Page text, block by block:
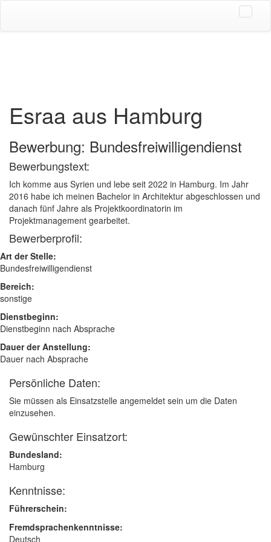
Esraa aus Hamburg
Bewerbung: Bundesfreiwilligendienst
Bewerbungstext:
Ich komme aus Syrien und lebe seit 2022 in Hamburg. Im Jahr
2016 habe ich meinen Bachelor in Architektur abgeschlossen und
danach fünf Jahre als Projektkoordinatorin im
Projektmanagement gearbeitet.
Bewerberprofil:
Art der Stelle:
Bundesfreiwilligendienst
Bereich:
sonstige
Dienstbeginn:
Dienstbeginn nach Absprache
Dauer der Anstellung:
Dauer nach Absprache
Persönliche Daten:
Sie müssen als Einsatzstelle angemeldet sein um die Daten
einzusehen.
Gewünschter Einsatzort:
Bundesland:
Hamburg
Kenntnisse:
Führerschein:
Fremdsprachenkenntnisse:
Deutsch